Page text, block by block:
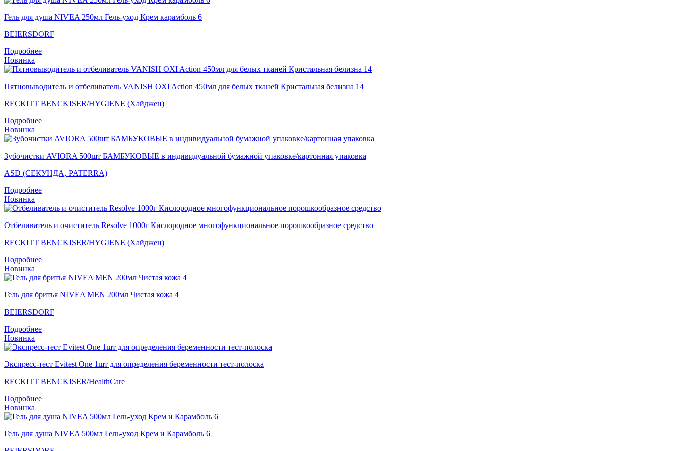
Гель для душа NIVEA 250мл Гель-уход Крем карамболь 6
BEIERSDORF
Подробнее
Новинка
Пятновыводитель и отбеливатель VANISH OXI Action 450мл для белых тканей Кристальная белизна 14
RECKITT BENCKISER/HYGIENE (Хайджен)
Подробнее
Новинка
Зубочистки AVIORA 500шт БАМБУКОВЫЕ в индивидуальной бумажной упаковке/картонная упаковка
ASD (СЕКУНДА, PATERRA)
Подробнее
Новинка
Отбеливатель и очиститель Resolve 1000г Кислородное многофункциональное порошкообразное средство
RECKITT BENCKISER/HYGIENE (Хайджен)
Подробнее
Новинка
Гель для бритья NIVEA MEN 200мл Чистая кожа 4
BEIERSDORF
Подробнее
Новинка
Экспресс-тест Evitest One 1шт для определения беременности тест-полоска
RECKITT BENCKISER/НealthСare
Подробнее
Новинка
Гель для душа NIVEA 500мл Гель-уход Крем и Карамболь 6